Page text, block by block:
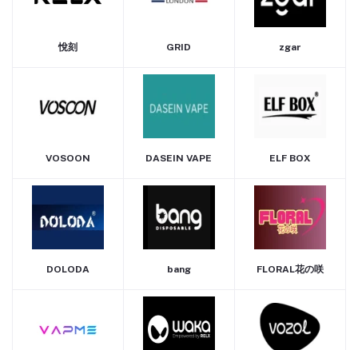
悅刻 GRID zgar
VOSOON DASEIN VAPE ELF BOX
DOLODA bang FLORAL花の咲